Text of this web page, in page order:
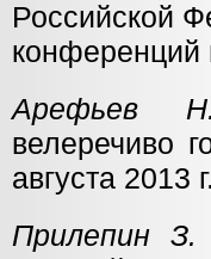
Российской
Арефьев Н.
велеречиво
августа 2013 г.
Прилепин З.